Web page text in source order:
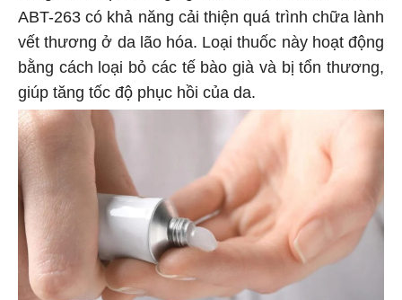
ABT-263 có khả năng cải thiện quá trình chữa lành
vết thương ở da lão hóa. Loại thuốc này hoạt động
bằng cách loại bỏ các tế bào già và bị tổn thương,
giúp tăng tốc độ phục hồi của da.